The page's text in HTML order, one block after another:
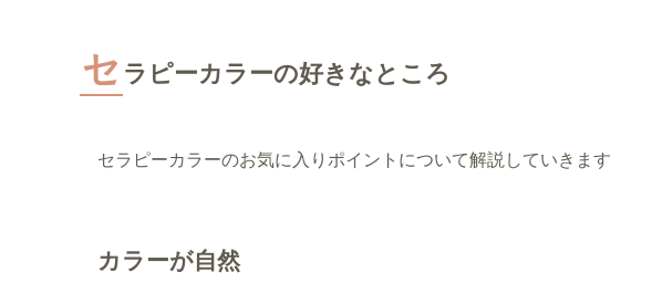
セ ラピーカラーの好きなところ
セラピーカラーのお気に入りポイントについて解説していきます
カラーが自然